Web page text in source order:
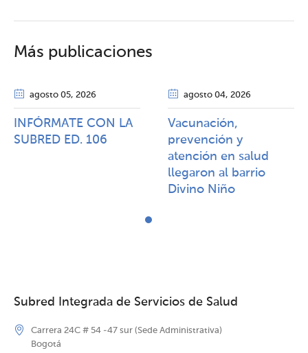
Más publicaciones
agosto 05, 2026
INFÓRMATE CON LA
SUBRED ED. 106
agosto 04, 2026
Vacunación,
prevención y
atención en salud
llegaron al barrio
Divino Niño
Subred Integrada de Servicios de Salud
Carrera 24C # 54 -47 sur (Sede Administrativa)
Bogotá